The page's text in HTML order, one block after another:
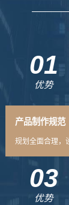
01
优势
产品制作规范
规划全面合理，
03
优势